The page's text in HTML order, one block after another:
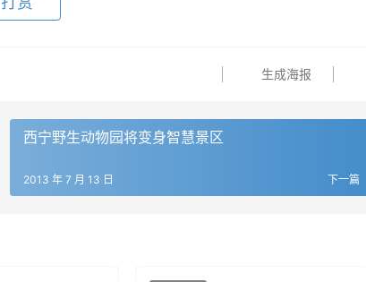
生成海报
西宁野生动物园将变身智慧景区
下一篇
2013 年 7 月 13 日